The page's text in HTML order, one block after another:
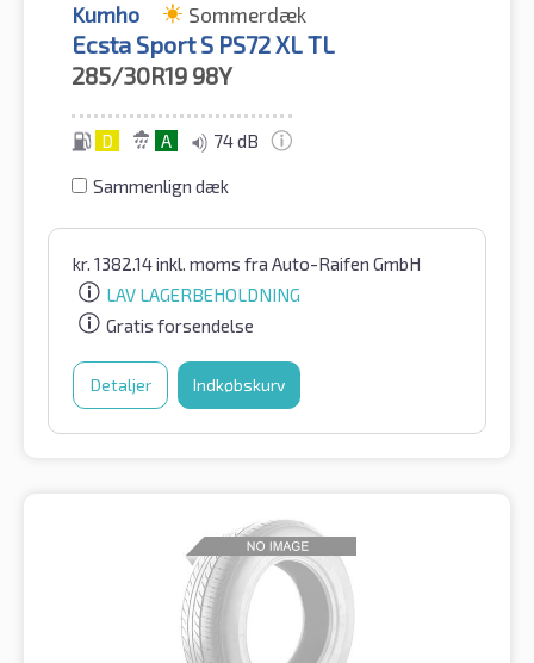
Kumho Sommerdæk
Ecsta Sport S PS72 XL TL
285/30R19 98Y
D A 74 dB
Sammenlign dæk
kr. 1382.14inkl. moms fra Auto-Raifen GmbH
LAV LAGERBEHOLDNING
Gratis forsendelse
Detaljer Indkøbskurv